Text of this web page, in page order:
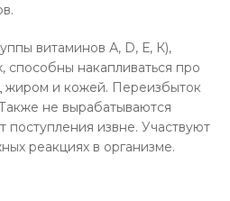
витаминов А, D, Е, К),
способны накапливаться про
жиром и кожей. Переизбыток
не вырабатываются
поступления извне. Участвуют
реакциях в организме.